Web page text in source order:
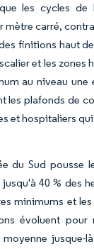
les cycles
carré,
finitions haut
et les
au niveau
plafonds de
et hospitaliers
Sud pousse
40 % des
minimums et
évoluent
jusque-